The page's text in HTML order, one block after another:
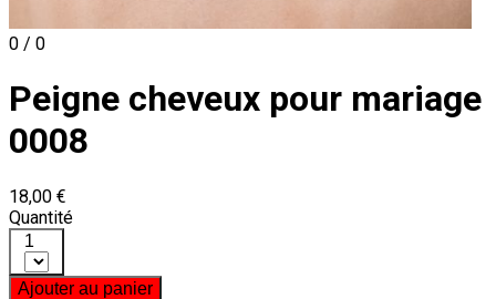
0 / 0
Peigne cheveux pour mariage
0008
18,00 €
Quantité
1
Ajouter au panier